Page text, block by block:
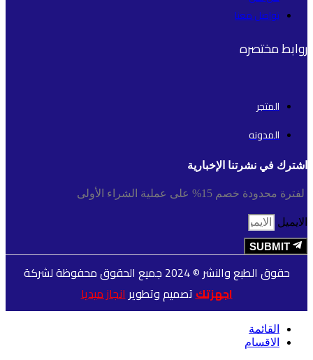
تواصل معنا
روابط مختصره
المتجر
المدونه
اشترك في نشرتنا الإخبارية
لفترة محدودة خصم 15% على عملية الشراء الأولى
الايميل
SUBMIT
حقوق الطبع والنشر © 2024 جميع الحقوق محفوظة لشركة
اجهزتكتصميم وتطويرانجاز ميديا
القائمة
الاقسام